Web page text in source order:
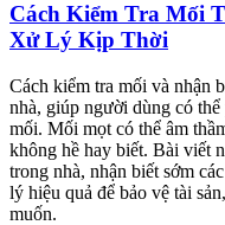
Cách Kiểm Tra Mối
Xử Lý Kịp Thời
Cách kiểm tra mối và nhận
nhà, giúp người dùng có
mối. Mối mọt có thể âm
không hề hay biết. Bài viết
trong nhà, nhận biết sớm
lý hiệu quả để bảo vệ tài
muốn.